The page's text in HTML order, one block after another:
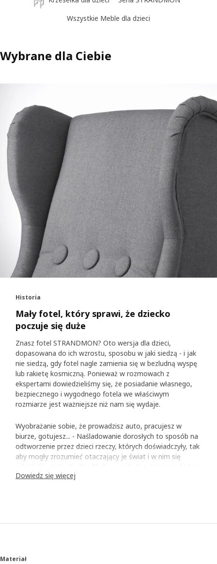
Wszystkie Meble dla dzieci
Wybrane dla Ciebie
Historia
Mały fotel, który sprawi, że dziecko
poczuje się duże
Znasz fotel STRANDMON? Oto wersja dla dzieci,
dopasowana do ich wzrostu, sposobu w jaki siedzą - i jak
nie siedzą, gdy fotel nagle zamienia się w bezludną wyspę
lub rakietę kosmiczną. Ponieważ w rozmowach z
ekspertami dowiedzieliśmy się, że posiadanie własnego,
bezpiecznego i wygodnego fotela we właściwym
rozmiarze jest ważniejsze niż nam się wydaje.
Wyobrażanie sobie, że prowadzisz auto, pracujesz w
biurze, gotujesz... - Naśladowanie dorosłych to sposób na
odtworzenie przez dzieci rzeczy, których doświadczyły, tak
aby mogły zrozumieć otaczający je świat i w nim się
badała dzieci i ich rozwój. Mając to na uwadze,
siedziało się w bezpiecznym uścisku - wyjaśnia Nicolas
Dowiedz się więcej
Materiał